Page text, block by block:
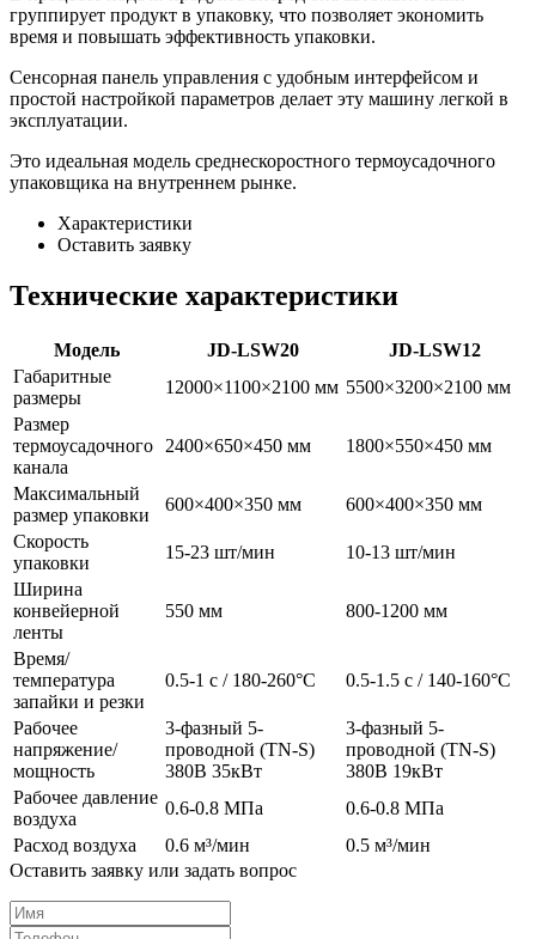
группирует продукт в упаковку, что позволяет экономить
время и повышать эффективность упаковки.
Сенсорная панель управления с удобным интерфейсом и
простой настройкой параметров делает эту машину легкой в
эксплуатации.
Это идеальная модель среднескоростного термоусадочного
упаковщика на внутреннем рынке.
Характеристики
Оставить заявку
Технические характеристики
Модель JD-LSW20
JD-LSW12
Габаритные
размеры
12000×1100×2100 мм 5500×3200×2100 мм
Размер
термоусадочного
канала
2400×650×450 мм 1800×550×450 мм
Максимальный
размер упаковки
600×400×350 мм
600×400×350 мм
Скорость
упаковки
15-23 шт/мин
10-13 шт/мин
Ширина
конвейерной
ленты
550 мм 800-1200 мм
Время/
температура
запайки и резки
0.5-1 с / 180-260°C 0.5-1.5 с / 140-160°C
Рабочее
напряжение/
мощность
3-фазный 5-
проводной (TN-S)
380В 35кВт
3-фазный 5-
проводной (TN-S)
380В 19кВт
Рабочее давление
воздуха
0.6-0.8 МПа
0.6-0.8 МПа
Расход воздуха
0.6 м³/мин
0.5 м³/мин
Оставить заявку или задать вопрос